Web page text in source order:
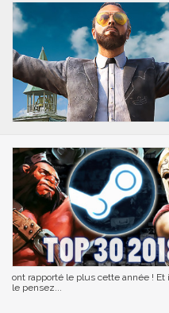
ont rapporté le plus cette année !
le pensez...